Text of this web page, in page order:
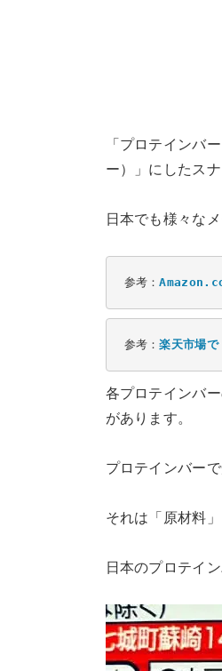
「プロテインバ
ー）」にしたス
日本でも様々な
参考：
参考：楽天市場で
各プロテインバ
があります。
プロテインバー
それは「原材料
日本のプロテイ